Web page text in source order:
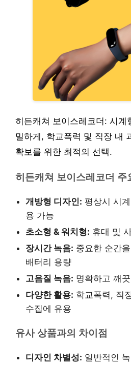
히든캐쳐 보이스레코더: 시계
밀하게, 학교폭력 및 직장 내
확보를 위한 최적의 선택.
히든캐쳐 보이스레코더 주
개방형 디자인: 평상시 시
용 가능
초소형 & 워치형: 휴대 및
장시간 녹음: 중요한 순간
배터리 용량
고음질 녹음: 명확하고 깨
다양한 활용: 학교폭력, 직
수집에 유용
유사 상품과의 차이점
디자인 차별성: 일반적인